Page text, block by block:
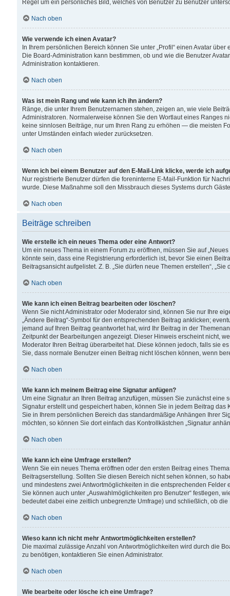
Regel um ein persönliches Bild, welches von Benutzer zu Benutzer
Nach oben
Wie verwende ich einen Avatar?
In Ihrem persönlichen Bereich können Sie unter „Profil“ einen Avatar
Die Board-Administration kann bestimmen, ob und wie die Benutzer
Administration kontaktieren.
Nach oben
Was ist mein Rang und wie kann ich ihn ändern?
Ränge, die unter Ihrem Benutzernamen stehen, zeigen an, wie viele
Administratoren. Normalerweise können Sie den Wortlaut eines Ranges
keine sinnlosen Beiträge, nur um Ihren Rang zu erhöhen — die meisten
unter Umständen einfach wieder zurücksetzen.
Nach oben
Wenn ich bei einem Benutzer auf den E-Mail-Link klicke, werde ich
Nur registrierte Benutzer dürfen die foreninterne E-Mail-Funktion für
wurde. Diese Maßnahme soll den Missbrauch dieses Systems durch
Nach oben
Beiträge schreiben
Wie erstelle ich ein neues Thema oder eine Antwort?
Um ein neues Thema in einem Forum zu eröffnen, müssen Sie auf
könnte sein, dass eine Registrierung erforderlich ist, bevor Sie einen
Beitragsansicht aufgelistet. Z. B. „Sie dürfen neue Themen erstellen“,
Nach oben
Wie kann ich einen Beitrag bearbeiten oder löschen?
Wenn Sie nicht Administrator oder Moderator sind, können Sie nur Ihre
„Ändere Beitrag“-Symbol für den entsprechenden Beitrag anklicken;
jemand auf Ihren Beitrag geantwortet hat, wird Ihr Beitrag in der
Zeitpunkt der Bearbeitungen angezeigt. Dieser Hinweis erscheint nicht,
Moderator Ihren Beitrag überarbeitet hat. Diese können jedoch, falls sie
Sie, dass normale Benutzer einen Beitrag nicht löschen können, wenn
Nach oben
Wie kann ich meinem Beitrag eine Signatur anfügen?
Um eine Signatur an Ihren Beitrag anzufügen, müssen Sie zunächst
Signatur erstellt und gespeichert haben, können Sie in jedem Beitrag
Sie in Ihrem persönlichen Bereich das standardmäßige Anhängen Ihrer
möchten, so können Sie dort einfach das Kontrollkästchen „Signatur
Nach oben
Wie kann ich eine Umfrage erstellen?
Wenn Sie ein neues Thema eröffnen oder den ersten Beitrag eines
Beitragserstellung. Sollten Sie diesen Bereich nicht sehen können, so
und mindestens zwei Antwortmöglichkeiten in die entsprechenden
Sie können auch unter „Auswahlmöglichkeiten pro Benutzer“ festlegen,
bedeutet dabei eine zeitlich unbegrenzte Umfrage) und schließlich, ob
Nach oben
Wieso kann ich nicht mehr Antwortmöglichkeiten erstellen?
Die maximal zulässige Anzahl von Antwortmöglichkeiten wird durch die
zu benötigen, kontaktieren Sie einen Administrator.
Nach oben
Wie bearbeite oder lösche ich eine Umfrage?